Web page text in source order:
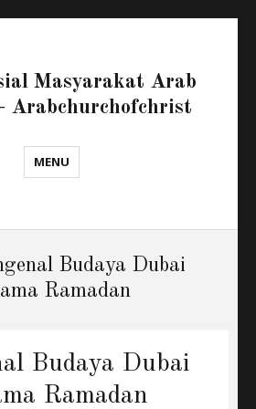
Masyarakat Arab
Arabchurchofchrist
MENU
Budaya Dubai
Ramadan
Budaya Dubai
Ramadan